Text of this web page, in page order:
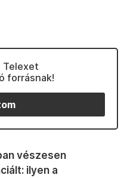
Telexet
forrásnak!
vészesen
ilyen a